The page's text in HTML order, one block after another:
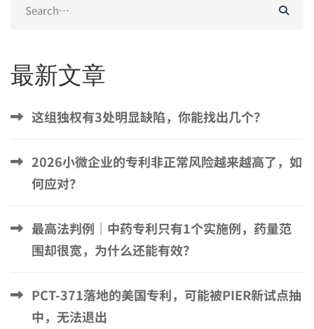
for:
最新文章
这组独权有3处明显缺陷，你能找出几个？
2026小微企业的专利非正常风险越来越高了，如
何应对？
最高法判例｜中药专利只有1个实施例，药量范
围却很宽，为什么还能有效？
PCT-371落地的美国专利，可能被PIER新试点抽
中，无法退出